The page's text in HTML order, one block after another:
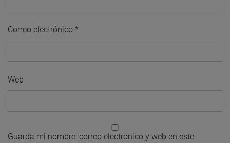
Correo electrónico *
Web
Guarda mi nombre, correo electrónico y web en este